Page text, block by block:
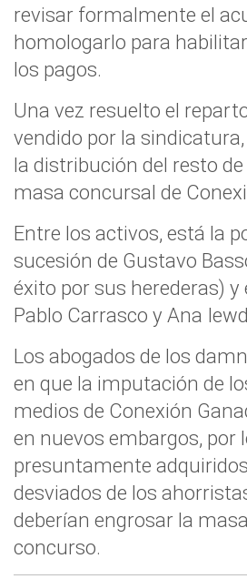
revisar formalmente el
homologarlo para
los pagos.
Una vez resuelto el
vendido por la
la distribución del resto
masa concursal de
Entre los activos, está la
sucesión de Gustavo
éxito por sus herederas)
Pablo Carrasco y Ana
Los abogados de los
en que la imputación de
medios de Conexión
en nuevos embargos, por
presuntamente
desviados de los
deberían engrosar la
concurso.